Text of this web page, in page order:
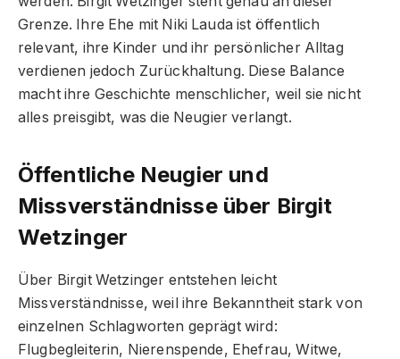
Grenze. Ihre Ehe mit Niki Lauda ist öffentlich
relevant, ihre Kinder und ihr persönlicher Alltag
verdienen jedoch Zurückhaltung. Diese Balance
macht ihre Geschichte menschlicher, weil sie nicht
alles preisgibt, was die Neugier verlangt.
Öffentliche Neugier und
Missverständnisse über Birgit
Wetzinger
Über Birgit Wetzinger entstehen leicht
Missverständnisse, weil ihre Bekanntheit stark von
einzelnen Schlagworten geprägt wird:
Flugbegleiterin, Nierenspende, Ehefrau, Witwe,